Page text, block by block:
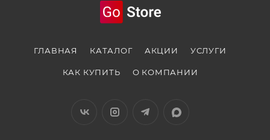
ГЛАВНАЯ КАТАЛОГ АКЦИИ УСЛУГИ
КАК КУПИТЬ О КОМПАНИИ